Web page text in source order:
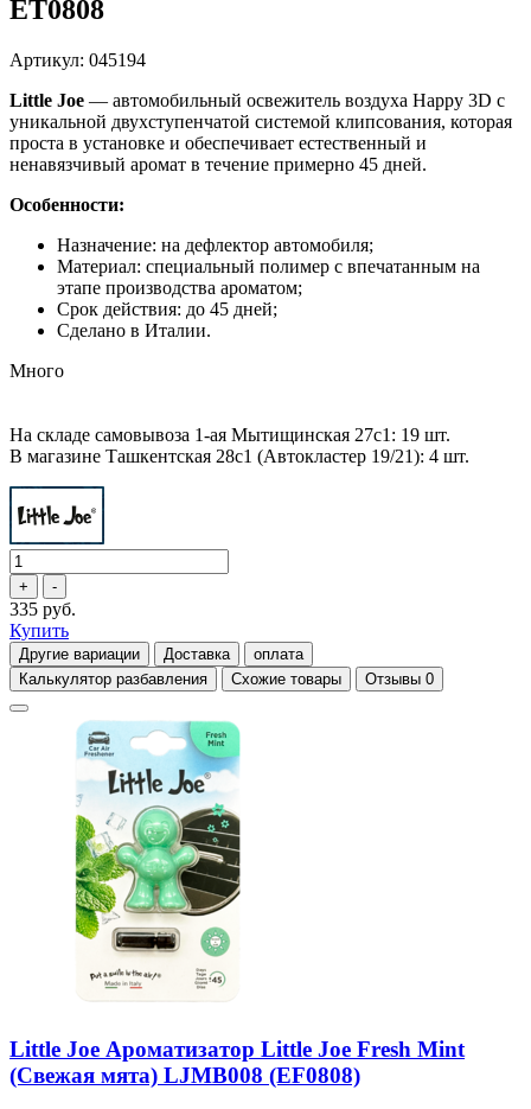
ET0808
Артикул: 045194
Little Joe — автомобильный освежитель воздуха Happy 3D с
уникальной двухступенчатой ​​системой клипсования, которая
проста в установке и обеспечивает естественный и
ненавязчивый аромат в течение примерно 45 дней.
Особенности:
Назначение: на дефлектор автомобиля;
Материал: специальный полимер с впечатанным на
этапе производства ароматом;
Срок действия: до 45 дней;
Сделано в Италии.
Много
На складе самовывоза 1-ая Мытищинская 27с1: 19 шт.
В магазине Ташкентская 28с1 (Автокластер 19/21): 4 шт.
335 руб.
Купить
Другие вариации Доставка
оплата
Калькулятор разбавления
Схожие товары Отзывы 0
Little Joe Ароматизатор Little Joe Fresh Mint
(Свежая мята) LJMB008 (EF0808)